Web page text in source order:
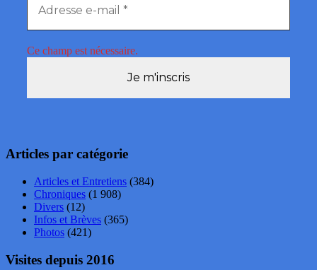
Ce champ est nécessaire.
Articles par catégorie
Articles et Entretiens (384)
Chroniques (1 908)
Divers (12)
Infos et Brèves (365)
Photos (421)
Visites depuis 2016